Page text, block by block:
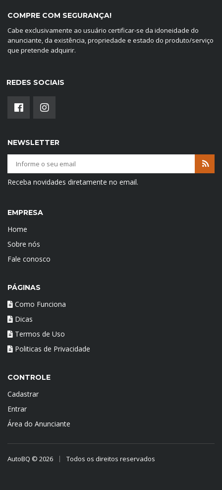
COMPRE COM SEGURANÇA!
Cabe exclusivamente ao usuário certificar-se da idoneidade do
anunciante, da existência, propriedade e estado do produto/serviço
que pretende adquirir.
REDES SOCIAIS
NEWSLETTER
Receba novidades diretamente no email.
EMPRESA
Home
Sobre nós
Fale conosco
PÁGINAS
Como Funciona
Dicas
Termos de Uso
Politicas de Privacidade
CONTROLE
Cadastrar
Entrar
Área do Anunciante
AutoBQ © 2026 Todos os direitos reservados